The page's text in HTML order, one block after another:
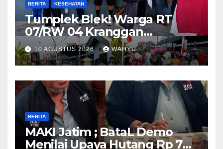
BERITA KESEHATAN
Tumplek Blek! Warga RT
07/RW 04 Kranggan
Gumul/SLG(Simpang Lima
Gumul) Gurah Kediri
Meriahkan HUT RI ke-81,
Jalan Santai Dibanjiri Ratusan
Hadiah
10 AGUSTUS 2026 WAHYU
BERITA
MAKI Jatim ; BataL Demo
Menilai Upaya Hutang Rp 785